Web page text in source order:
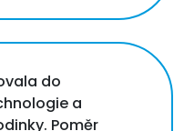
do
a
Poměr